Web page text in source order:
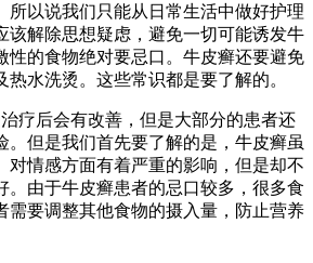
所以说我们只能从日常生活中做好护理
该解除思想疑虑，避免一切可能诱发牛
性的食物绝对要忌口。牛皮癣还要避免
水洗烫。这些常识都是要了解的。
疗后会有改善，但是大部分的患者还
。但是我们首先要了解的是，牛皮癣虽
对情感方面有着严重的影响，但是却不
。由于牛皮癣患者的忌口较多，很多食
需要调整其他食物的摄入量，防止营养